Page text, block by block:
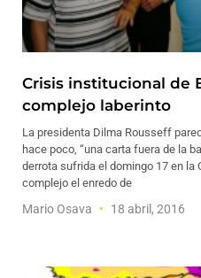
Crisis institucional de
complejo laberinto
La presidenta Dilma Rousseff
hace poco, “una carta fuera de la
derrota sufrida el domingo 17 en la
complejo el enredo de
Mario Osava 18 abril, 2016